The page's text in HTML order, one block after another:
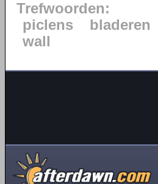
Trefwoorden:
piclens
bladeren
wall